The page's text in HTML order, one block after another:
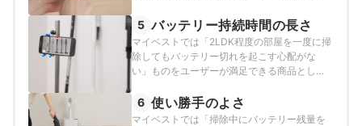
た。
5 バッテリー持続時間の長さ
マイベストでは「2LDK程度の部屋を一度に掃
除してもバッテリー切れを起こす心配がな
い」ものをユーザーが満足できる商品とし、
と定めて以下の方法で検証を行いました。
6 使い勝手のよさ
マイベストでは「掃除中にバッテリー残量を